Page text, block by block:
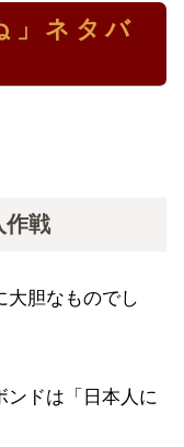
」ネタバ
作戦
大胆なものでし
ンドは「日本人に